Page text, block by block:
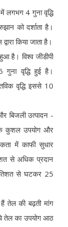
लगभग 4 गुना वृद्धि
को दर्शाता है।
किया जाता है।
है। विश्व जीडीपी
वृद्धि हुई है।
वृद्धि इससे 10
बिजली उत्पादन -
के कुशल उपयोग और
में काफी सुधार
से अधिक प्रदान
से घटकर 25
तेल की बढ़ती मांग
तेल का उपयोग आठ